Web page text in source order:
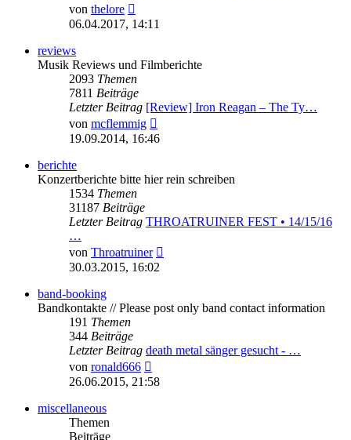
von thelore
Beitrag
06.04.2017, 14:11
reviews
Musik Reviews und Filmberichte
2093 Themen
7811 Beiträge
Letzter Beitrag [Review] Iron Reagan – The Ty…
von mcflemmig
Beitrag
19.09.2014, 16:46
berichte
Konzertberichte bitte hier rein schreiben
1534 Themen
31187 Beiträge
Letzter Beitrag THROATRUINER FEST • 14/15/16
…
von Throatruiner
30.03.2015, 16:02
band-booking
Bandkontakte // Please post only band contact information
191 Themen
344 Beiträge
Letzter Beitrag death metal sänger gesucht - …
von ronald666
Beitrag
26.06.2015, 21:58
miscellaneous
Themen
Beiträge